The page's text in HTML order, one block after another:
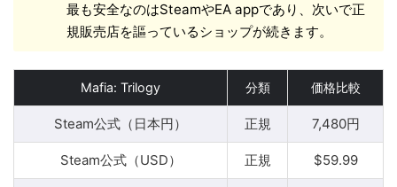
最も安全なのはSteamやEA appであり、次いで正
規販売店を謳っているショップが続きます。
Mafia: Trilogy 分類 価格比較
Steam公式（日本円） 正規 7,480円
Steam公式（USD） 正規 $59.99